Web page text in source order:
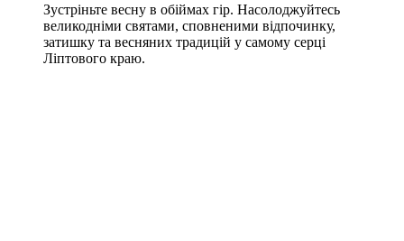
Зустріньте весну в обіймах гір. Насолоджуйтесь
великодніми святами, сповненими відпочинку,
затишку та весняних традицій у самому серці
Ліптового краю.